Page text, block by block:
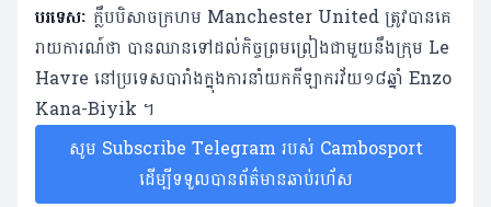
បរទេសៈ ក្លឹបបិសាចក្រហម Manchester United ត្រូវបានគេ
រាយការណ៍ថា បានឈានទៅដល់កិច្ចព្រមព្រៀងជាមួយនឹងក្រុម Le
Havre នៅប្រទេសបារាំងក្នុងការនាំយកកីឡាករវ័យ១៨ឆ្នាំ Enzo
Kana-Biyik ។
សូម Subscribe Telegram របស់ Cambosport
ដើម្បីទទួលបានព័ត៌មានឆាប់រហ័ស